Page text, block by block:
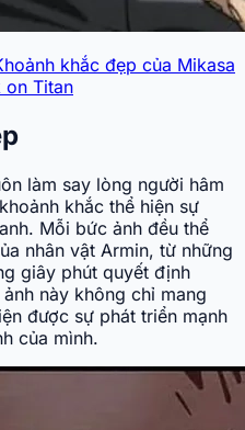
khắc đẹp của Mikasa
on Titan
làm say lòng người hâm
khắc thể hiện sự
Mỗi bức ảnh đều thể
nhân vật Armin, từ những
giây phút quyết định
này không chỉ mang
được sự phát triển mạnh
của mình.